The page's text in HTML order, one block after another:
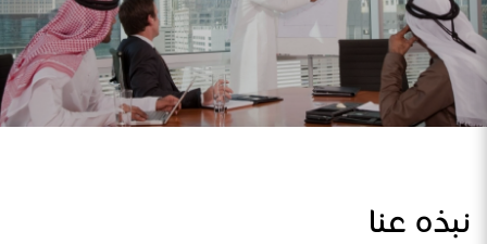
نبذه عنا